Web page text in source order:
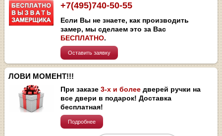
+7(495)740-50-55
Если Вы не знаете, как производить
замер, мы сделаем это за Вас
БЕСПЛАТНО.
Оставить заявку
ЛОВИ МОМЕНТ!!!
При заказе3-х и более дверей ручки на
все двери в подарок! Доставка
бесплатная!
Подробнее